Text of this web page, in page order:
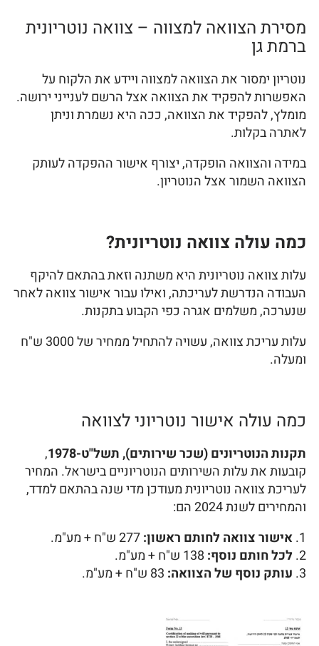
מסירת הצוואה למצווה – צוואה נוטריונית
ברמת גן
נוטריון ימסור את הצוואה למצווה ויידע את הלקוח על
האפשרות להפקיד את הצוואה אצל הרשם לענייני ירושה.
מומלץ, להפקיד את הצוואה, ככה היא נשמרת וניתן
לאתרה בקלות.
במידה והצוואה הופקדה, יצורף אישור ההפקדה לעותק
הצוואה השמור אצל הנוטריון.
כמה עולה צוואה נוטריונית?
עלות צוואה נוטריונית היא משתנה וזאת בהתאם להיקף
העבודה הנדרשת לעריכתה, ואילו עבור אישור צוואה לאחר
שנערכה, משלמים אגרה כפי הקבוע בתקנות.
עלות עריכת צוואה, עשויה להתחיל ממחיר של 3000 ש"ח
ומעלה.
כמה עולה אישור נוטריוני לצוואה
תקנות הנוטריונים (שכר שירותים), תשל"ט-1978
,
קובעות את עלות השירותים הנוטריוניים בישראל. המחיר
לעריכת צוואה נוטריונית מעודכן מדי שנה בהתאם למדד,
והמחירים לשנת 2024 הם:
אישור צוואה לחותם ראשון:
לכל חותם נוסף:
עותק נוסף של הצוואה: